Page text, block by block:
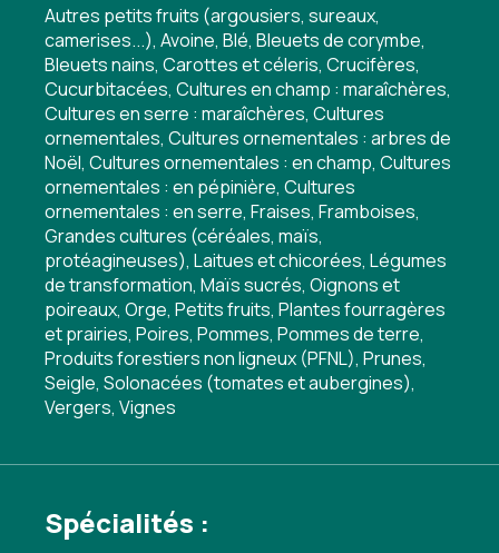
Autres petits fruits (argousiers, sureaux,
camerises...), Avoine, Blé, Bleuets de corymbe,
Bleuets nains, Carottes et céleris, Crucifères,
Cucurbitacées, Cultures en champ : maraîchères,
Cultures en serre : maraîchères, Cultures
ornementales, Cultures ornementales : arbres de
Noël, Cultures ornementales : en champ, Cultures
ornementales : en pépinière, Cultures
ornementales : en serre, Fraises, Framboises,
Grandes cultures (céréales, maïs,
protéagineuses), Laitues et chicorées, Légumes
de transformation, Maïs sucrés, Oignons et
poireaux, Orge, Petits fruits, Plantes fourragères
et prairies, Poires, Pommes, Pommes de terre,
Produits forestiers non ligneux (PFNL), Prunes,
Seigle, Solonacées (tomates et aubergines),
Vergers, Vignes
Spécialités :